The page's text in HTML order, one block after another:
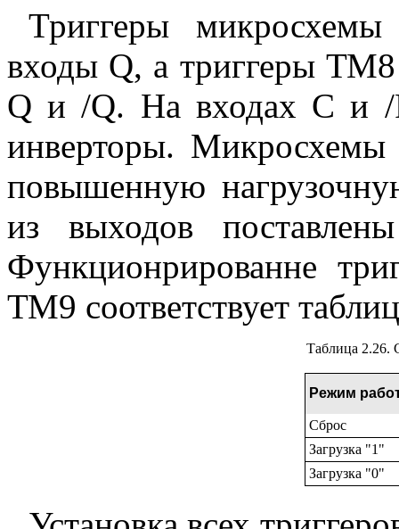
Триггеры
входы Q, а триггеры
Q и /Q. На входах C и /
инверторы.
повышенную
из выходов
Функционрированне
ТМ9 соответствует
Таблица 2.26.
Режим
Сброс
Загрузка "1"
Загрузка "0"